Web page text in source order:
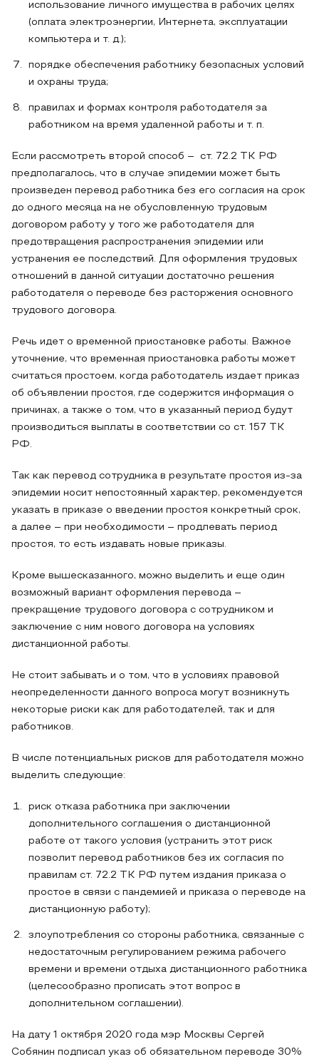
использование личного имущества в рабочих целях
(оплата электроэнергии, Интернета, эксплуатации
компьютера и т. д.);
порядке обеспечения работнику безопасных условий
и охраны труда;
правилах и формах контроля работодателя за
работником на время удаленной работы и т. п.
Если рассмотреть второй способ – ст. 72.2 ТК РФ
предполагалось, что в случае эпидемии может быть
произведен перевод работника без его согласия на срок
до одного месяца на не обусловленную трудовым
договором работу у того же работодателя для
предотвращения распространения эпидемии или
устранения ее последствий. Для оформления трудовых
отношений в данной ситуации достаточно решения
работодателя о переводе без расторжения основного
трудового договора.
Речь идет о временной приостановке работы. Важное
уточнение, что временная приостановка работы может
считаться простоем, когда работодатель издает приказ
об объявлении простоя, где содержится информация о
причинах, а также о том, что в указанный период будут
производиться выплаты в соответствии со ст. 157 ТК
РФ.
Так как перевод сотрудника в результате простоя из-за
эпидемии носит непостоянный характер, рекомендуется
указать в приказе о введении простоя конкретный срок,
а далее – при необходимости – продлевать период
простоя, то есть издавать новые приказы.
Кроме вышесказанного, можно выделить и еще один
возможный вариант оформления перевода –
прекращение трудового договора с сотрудником и
заключение с ним нового договора на условиях
дистанционной работы.
Не стоит забывать и о том, что в условиях правовой
неопределенности данного вопроса могут возникнуть
некоторые риски как для работодателей, так и для
работников.
В числе потенциальных рисков для работодателя можно
выделить следующие:
риск отказа работника при заключении
дополнительного соглашения о дистанционной
работе от такого условия (устранить этот риск
позволит перевод работников без их согласия по
правилам ст. 72.2 ТК РФ путем издания приказа о
простое в связи с пандемией и приказа о переводе на
дистанционную работу);
злоупотребления со стороны работника, связанные с
недостаточным регулированием режима рабочего
времени и времени отдыха дистанционного работника
(целесообразно прописать этот вопрос в
дополнительном соглашении).
На дату 1 октября 2020 года мэр Москвы Сергей
Собянин подписал указ об обязательном переводе 30%